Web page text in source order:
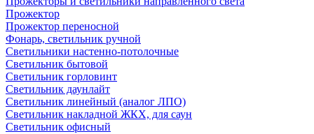
Прожектор
Прожектор переносной
Фонарь, светильник ручной
Светильники настенно-потолочные
Светильник бытовой
Светильник горловинт
Светильник даунлайт
Светильник линейный (аналог ЛПО)
Светильник накладной ЖКХ, для саун
Светильник офисный